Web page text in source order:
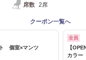
席数 2席
クーポン一覧へ
ト 個室×マンツ
全員
【
カラ